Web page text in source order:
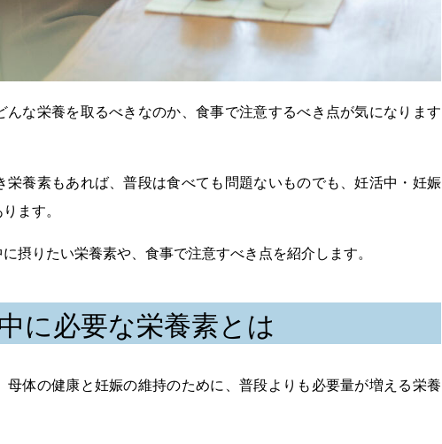
な栄養を取るべきなのか、食事で注意するべき点が気になります
養素もあれば、普段は食べても問題ないものでも、妊活中・妊娠
ます。
摂りたい栄養素や、食事で注意すべき点を紹介します。
に必要な栄養素とは
体の健康と妊娠の維持のために、普段よりも必要量が増える栄養